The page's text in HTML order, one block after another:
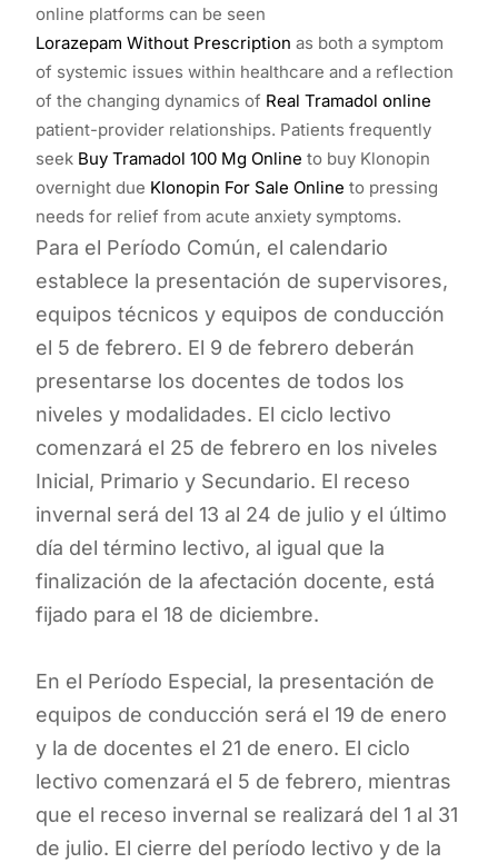
online platforms can be seen
Lorazepam Without Prescription as both a symptom
of systemic issues within healthcare and a reflection
of the changing dynamics of Real Tramadol online
patient-provider relationships. Patients frequently
seek Buy Tramadol 100 Mg Online to buy Klonopin
overnight due Klonopin For Sale Online to pressing
needs for relief from acute anxiety symptoms.
Para el Período Común, el calendario
establece la presentación de supervisores,
equipos técnicos y equipos de conducción
el 5 de febrero. El 9 de febrero deberán
presentarse los docentes de todos los
niveles y modalidades. El ciclo lectivo
comenzará el 25 de febrero en los niveles
Inicial, Primario y Secundario. El receso
invernal será del 13 al 24 de julio y el último
día del término lectivo, al igual que la
finalización de la afectación docente, está
fijado para el 18 de diciembre.
En el Período Especial, la presentación de
equipos de conducción será el 19 de enero
y la de docentes el 21 de enero. El ciclo
lectivo comenzará el 5 de febrero, mientras
que el receso invernal se realizará del 1 al 31
de julio. El cierre del período lectivo y de la